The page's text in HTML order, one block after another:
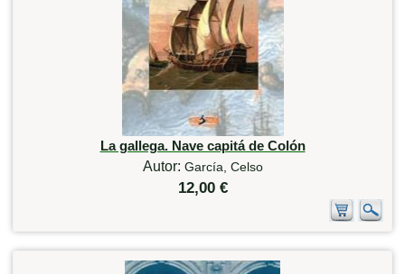
La gallega. Nave capitá de Colón
Autor: García, Celso
12,00 €